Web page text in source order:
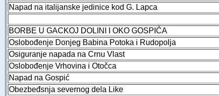
Napad na italijanske jedinice kod G. Lapca
BORBE U GACKOJ DOLINI I OKO GOSPIĆA
Oslobođenje Donjeg Babina Potoka i Rudopolja
Osiguranje napada na Crnu Vlast
Oslobođenje Vrhovina i Otočca
Napad na Gospić
Obezbeđsnja severnog dela Like